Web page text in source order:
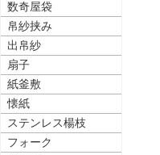
数奇屋袋
帛紗挟み
出帛紗
扇子
紙釜敷
懐紙
ステンレス楊枝
フォーク